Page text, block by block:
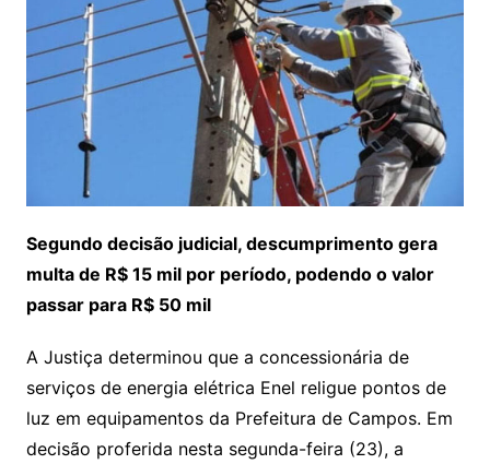
Segundo decisão judicial, descumprimento gera
multa de R$ 15 mil por período, podendo o valor
passar para R$ 50 mil
A Justiça determinou que a concessionária de
serviços de energia elétrica Enel religue pontos de
luz em equipamentos da Prefeitura de Campos. Em
decisão proferida nesta segunda-feira (23), a